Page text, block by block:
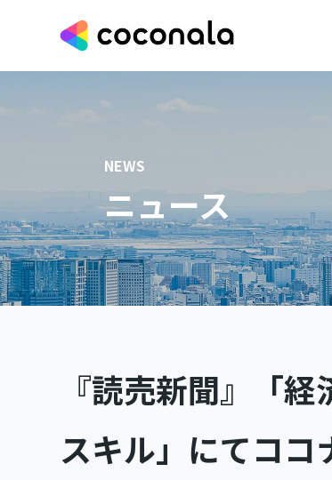
NEWS
ニュース
『読売新聞』「
スキル」にてココ